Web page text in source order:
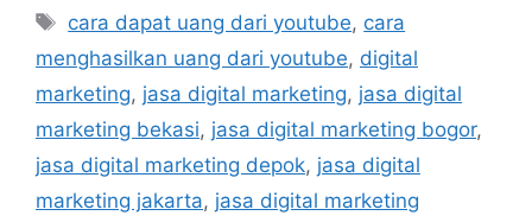
cara dapat uang dari youtube, cara
menghasilkan uang dari youtube, digital
marketing, jasa digital marketing, jasa digital
marketing bekasi, jasa digital marketing bogor,
jasa digital marketing depok, jasa digital
marketing jakarta, jasa digital marketing